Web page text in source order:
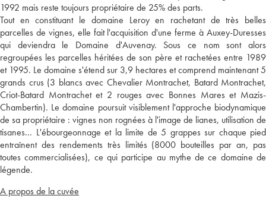
1992 mais reste toujours propriétaire de 25% des parts.
Tout en constituant le domaine Leroy en rachetant de très belles
parcelles de vignes, elle fait l'acquisition d'une ferme à Auxey-Duresses
qui deviendra le Domaine d'Auvenay. Sous ce nom sont alors
regroupées les parcelles héritées de son père et rachetées entre 1989
et 1995. Le domaine s'étend sur 3,9 hectares et comprend maintenant 5
grands crus (3 blancs avec Chevalier Montrachet, Batard Montrachet,
Criot-Batard Montrachet et 2 rouges avec Bonnes Mares et Mazis-
Chambertin). Le domaine poursuit visiblement l'approche biodynamique
de sa propriétaire : vignes non rognées à l'image de lianes, utilisation de
tisanes... L'ébourgeonnage et la limite de 5 grappes sur chaque pied
entraînent des rendements très limités (8000 bouteilles par an, pas
toutes commercialisées), ce qui participe au mythe de ce domaine de
légende.
A propos de la cuvée